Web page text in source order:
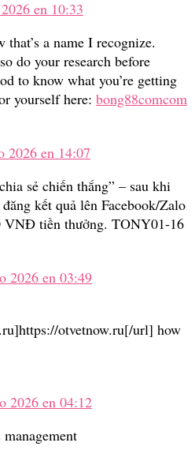
en 10:33
a name I recognize.
do your research before
to know what you’re getting
yourself here: bong88comcom
2026 en 14:07
sẻ chiến thắng” – sau khi
kết quả lên Facebook/Zalo
VNĐ tiền thưởng. TONY01-16
2026 en 03:49
otvetnow.ru[/url] how
2026 en 04:12